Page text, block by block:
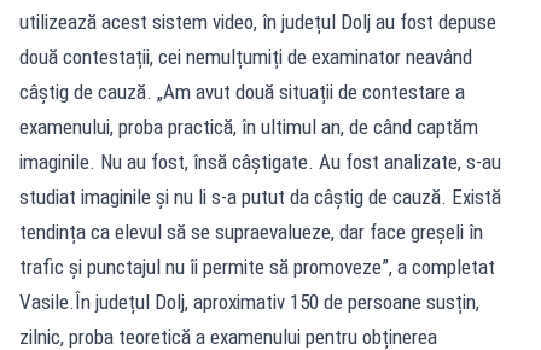
utilizează acest sistem video, în județul Dolj au fost depuse
două contestații, cei nemulțumiți de examinator neavând
câștig de cauză. „Am avut două situații de contestare a
examenului, proba practică, în ultimul an, de când captăm
imaginile. Nu au fost, însă câștigate. Au fost analizate, s-au
studiat imaginile și nu li s-a putut da câștig de cauză. Există
tendința ca elevul să se supraevalueze, dar face greșeli în
trafic și punctajul nu îi permite să promoveze”, a completat
Vasile.În județul Dolj, aproximativ 150 de persoane susțin,
zilnic, proba teoretică a examenului pentru obținerea